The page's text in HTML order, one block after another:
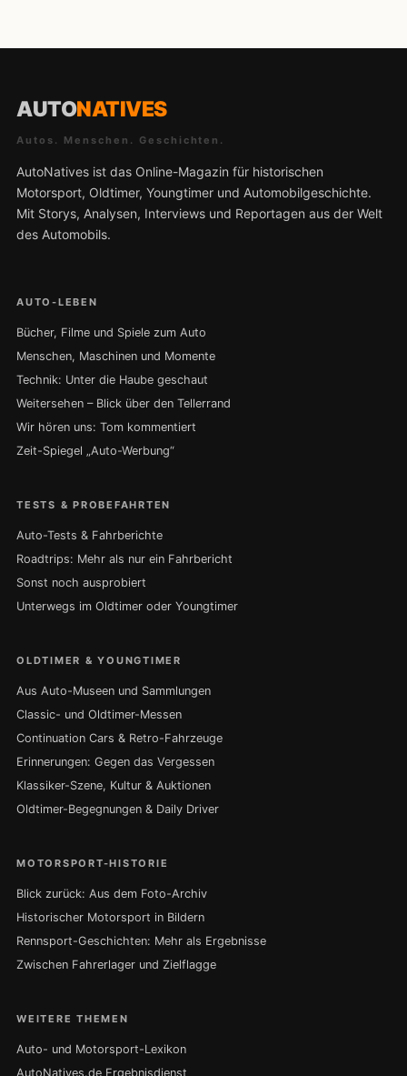
AUTONATIVES
Autos. Menschen. Geschichten.
AutoNatives ist das Online-Magazin für historischen
Motorsport, Oldtimer, Youngtimer und Automobilgeschichte.
Mit Storys, Analysen, Interviews und Reportagen aus der Welt
des Automobils.
AUTO-LEBEN
Bücher, Filme und Spiele zum Auto
Menschen, Maschinen und Momente
Technik: Unter die Haube geschaut
Weitersehen – Blick über den Tellerrand
Wir hören uns: Tom kommentiert
Zeit-Spiegel „Auto-Werbung“
TESTS & PROBEFAHRTEN
Auto-Tests & Fahrberichte
Roadtrips: Mehr als nur ein Fahrbericht
Sonst noch ausprobiert
Unterwegs im Oldtimer oder Youngtimer
OLDTIMER & YOUNGTIMER
Aus Auto-Museen und Sammlungen
Classic- und Oldtimer-Messen
Continuation Cars & Retro-Fahrzeuge
Erinnerungen: Gegen das Vergessen
Klassiker-Szene, Kultur & Auktionen
Oldtimer-Begegnungen & Daily Driver
MOTORSPORT-HISTORIE
Blick zurück: Aus dem Foto-Archiv
Historischer Motorsport in Bildern
Rennsport-Geschichten: Mehr als Ergebnisse
Zwischen Fahrerlager und Zielflagge
WEITERE THEMEN
Auto- und Motorsport-Lexikon
AutoNatives.de Ergebnisdienst